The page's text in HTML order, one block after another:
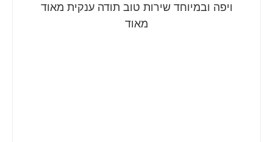
ויפה ובמיוחד שירות טוב תודה ענקית מאוד
מאוד